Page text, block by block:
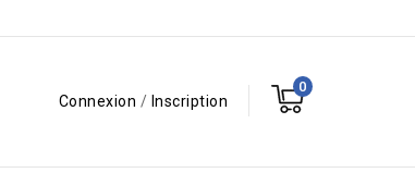
0
Connexion / Inscription